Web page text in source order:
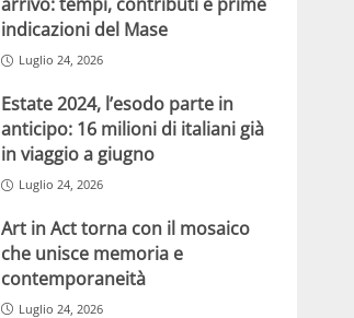
indicazioni del Mase
Luglio 24, 2026
Estate 2024, l’esodo parte in
anticipo: 16 milioni di italiani già
in viaggio a giugno
Luglio 24, 2026
Art in Act torna con il mosaico
che unisce memoria e
contemporaneità
Luglio 24, 2026